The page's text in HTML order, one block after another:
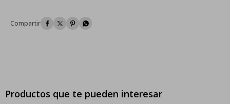
   
Productos que te pueden interesar